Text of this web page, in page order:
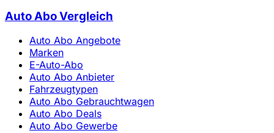
Auto Abo Vergleich
Auto Abo Angebote
Marken
E-Auto-Abo
Auto Abo Anbieter
Fahrzeugtypen
Auto Abo Gebrauchtwagen
Auto Abo Deals
Auto Abo Gewerbe